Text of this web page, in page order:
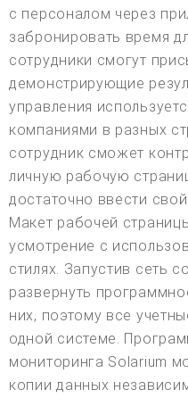
с персоналом через
забронировать время
сотрудники смогут
демонстрирующие
управления
компаниями в разных
сотрудник сможет
личную рабочую
достаточно ввести
Макет рабочей
усмотрение с
стилях. Запустив сеть
развернуть
них, поэтому все
одной системе.
мониторинга Solarium
копии данных